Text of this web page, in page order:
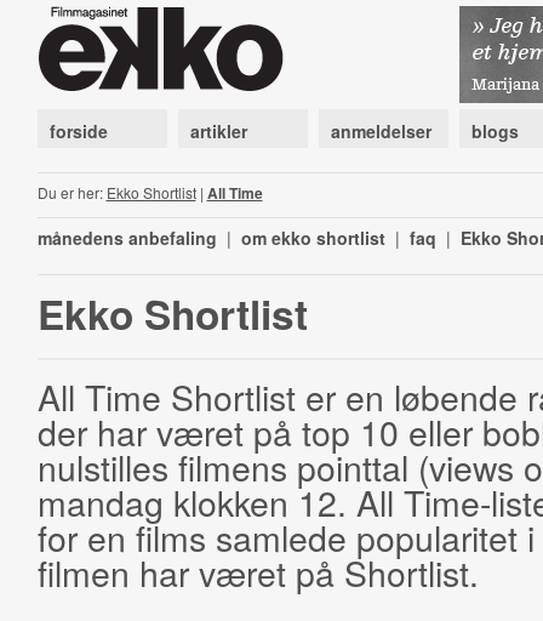
forside artikler anmeldelser blogs
Du er her: Ekko Shortlist| All Time
månedens anbefaling | om ekko shortlist | faq | Ekko
Ekko Shortlist
All Time Shortlist er en løbende
der har været på top 10 eller
nulstilles filmens pointtal (views
mandag klokken 12. All Time-
for en films samlede popularitet
filmen har været på Shortlist.